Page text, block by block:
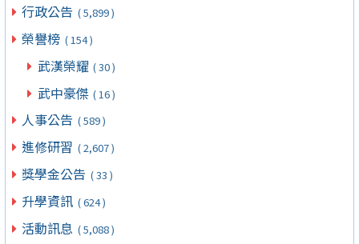
行政公告 ( 5,899 )
榮譽榜 ( 154 )
武漢榮耀 ( 30 )
武中豪傑 ( 16 )
人事公告 ( 589 )
進修研習 ( 2,607 )
獎學金公告 ( 33 )
升學資訊 ( 624 )
活動訊息 ( 5,088 )